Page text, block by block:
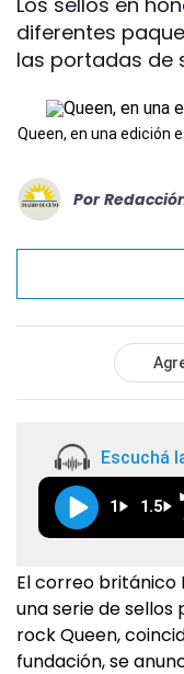
diferentes
las portadas de
Queen, en una edición
Por
Escuchá
1 1.5
El correo británico
una serie de
rock Queen,
fundación, se